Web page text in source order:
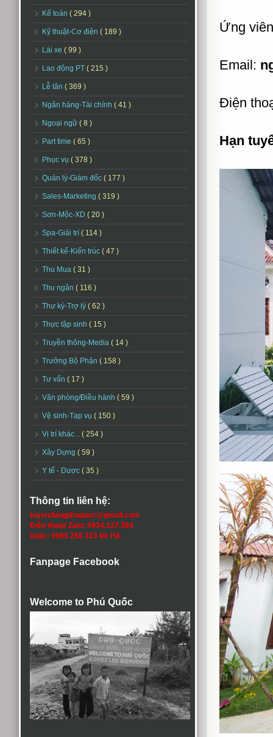
Kế toán ( 294 )
Kỹ thuật-Cơ điện ( 189 )
Lái xe ( 99 )
Lao động PT ( 215 )
Lễ tân ( 369 )
Ngân hàng-Tài chính ( 41 )
Ngoại ngữ ( 8 )
Part time ( 65 )
Phục vụ ( 378 )
Quản lý-Giám đốc ( 177 )
Sales-Marketing ( 319 )
Sơn-Mộc-XD ( 20 )
Spa-Giải trí ( 114 )
Thiết kế-Kiến trúc ( 47 )
Thu Mua ( 31 )
Thu ngân ( 116 )
Thư ký-Trợ lý ( 62 )
Thực tập sinh ( 15 )
Truyền thông-Media ( 14 )
Trưởng Bộ Phận ( 158 )
Tư vấn ( 17 )
Văn phòng/Điều hành ( 59 )
Vệ sinh-Tạp vụ ( 150 )
Vị trí khác... ( 254 )
Xây Dựng ( 59 )
Y tế - Dược ( 35 )
Thông tin liên hệ:
tuyendungphuquoc@gmail.com
Điện thoại/ Zalo: 0934.127.384
hoặc: 0985 258 323 Mr Hà
Fanpage Facebook
Welcome to Phú Quốc
Ứng
Email:
Điện
Hạn